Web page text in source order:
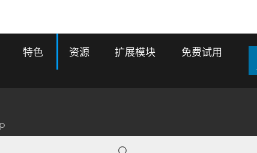
行业新闻和 ArcGIS 更新
数字孪生
特色 资源 扩展模块 免费试用